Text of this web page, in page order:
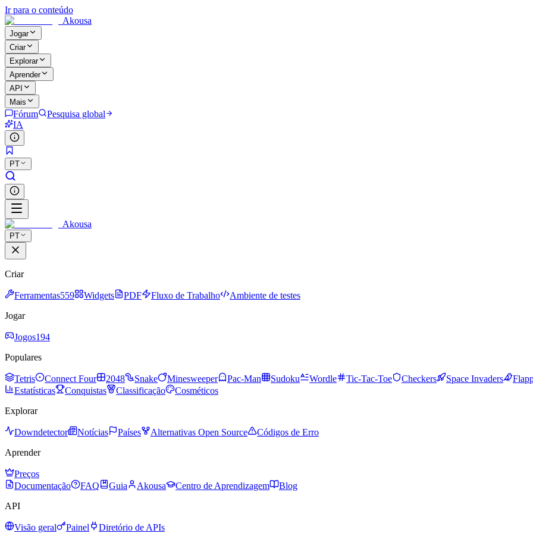
Ir para o conteúdo
Akousa
Jogar
Criar
Explorar
Aprender
API
Mais
Fórum
Pesquisa global
IA
PT
Akousa
PT
Criar
Ferramentas559 Widgets PDF Fluxo de Trabalho
Ambiente de testes
Jogar
Jogos194
Populares
Tetris Connect Four 2048 Snake Minesweeper Pac-Man Sudoku Wordle Tic-Tac-Toe Checkers Space Invaders
Estatísticas
Conquistas Classificação
Cosméticos
Explorar
Downdetector Notícias Países Alternativas Open Source
Códigos de Erro
Aprender
Preços
Documentação
FAQ Guia Akousa Centro de Aprendizagem
Blog
API
Visão geral Painel
Diretório de APIs